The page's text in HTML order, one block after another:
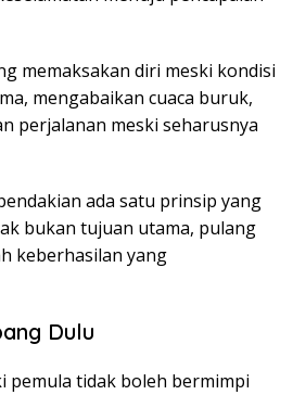
memaksakan diri meski kondisi
mengabaikan cuaca buruk,
perjalanan meski seharusnya
ada satu prinsip yang
bukan tujuan utama, pulang
keberhasilan yang
Dulu
pemula tidak boleh bermimpi